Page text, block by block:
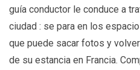
guía conductor le conduce a
ciudad : se para en los
que puede sacar fotos y
de su estancia en Francia.